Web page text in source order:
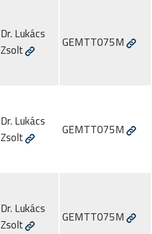
Dr. Lukács
Zsolt
GEMTT075M
Dr. Lukács
Zsolt
GEMTT075M
Dr. Lukács
Zsolt
GEMTT075M